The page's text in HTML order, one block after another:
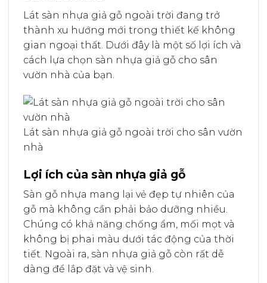
Lát sàn nhựa giả gỗ ngoài trời đang trở
thành xu hướng mới trong thiết kế không
gian ngoại thất. Dưới đây là một số lợi ích và
cách lựa chọn sàn nhựa giả gỗ cho sân
vườn nhà của bạn.
Lát sàn nhựa giả gỗ ngoài trời cho sân vườn
nhà
Lợi ích của sàn nhựa giả gỗ
Sàn gỗ nhựa mang lại vẻ đẹp tự nhiên của
gỗ mà không cần phải bảo dưỡng nhiều.
Chúng có khả năng chống ẩm, mối mọt và
không bị phai màu dưới tác động của thời
tiết. Ngoài ra, sàn nhựa giả gỗ còn rất dễ
dàng để lắp đặt và vệ sinh.